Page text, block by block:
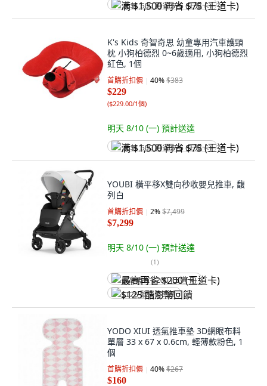
满 $1,500 再省 $75 (王道卡)
K's Kids 奇智奇思 幼童專用汽車護頸
枕 小狗柏德烈 0~6歲適用, 小狗柏德烈
紅色, 1個
首購折扣價 40%$383
$229
($229.00/1個)
明天 8/10 (一) 預計送達
满 $1,500 再省 $75 (王道卡)
YOUBI 橫平移X雙向秒收嬰兒推車, 馥
列白
首購折扣價 2%$7,499
$7,299
明天 8/10 (一) 預計送達
(1)
最高再省 $200 (王道卡)
$125 酷澎幣回饋
YODO XIUI 透氣推車墊 3D網眼布料
單層 33 x 67 x 0.6cm, 輕薄款粉色, 1
個
首購折扣價 40%$267
$160